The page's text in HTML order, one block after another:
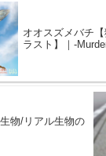
オオスズメバチ
ラスト】｜-
物/リアル生物の